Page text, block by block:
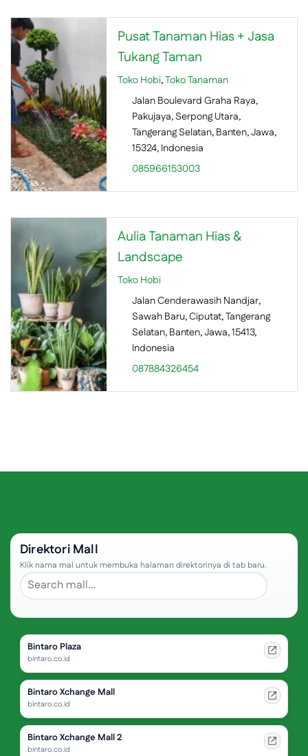
Pusat Tanaman Hias + Jasa
Tukang Taman
Toko Hobi,Toko Tanaman
Jalan Boulevard Graha Raya,
Pakujaya, Serpong Utara,
Tangerang Selatan, Banten, Jawa,
15324, Indonesia
085966153003
Aulia Tanaman Hias &
Landscape
Toko Hobi
Jalan Cenderawasih Nandjar,
Sawah Baru, Ciputat, Tangerang
Selatan, Banten, Jawa, 15413,
Indonesia
087884326454
Direktori Mall
Klik nama mal untuk membuka halaman direktorinya di tab baru.
Bintaro Plaza
bintaro.co.id
Bintaro Xchange Mall
bintaro.co.id
Bintaro Xchange Mall 2
bintaro.co.id